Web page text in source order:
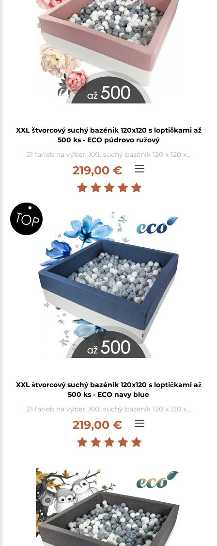
XXL štvorcový suchý bazénik 120x120 s loptičkami až
500 ks - ECO púdrovo ružový
21 farieb na výber. XXL suchý bazénik 120 x 120 x...
219,00 €
XXL štvorcový suchý bazénik 120x120 s loptičkami až
500 ks - ECO navy blue
21 farieb na výber. XXL suchý bazénik 120 x 120 x...
219,00 €